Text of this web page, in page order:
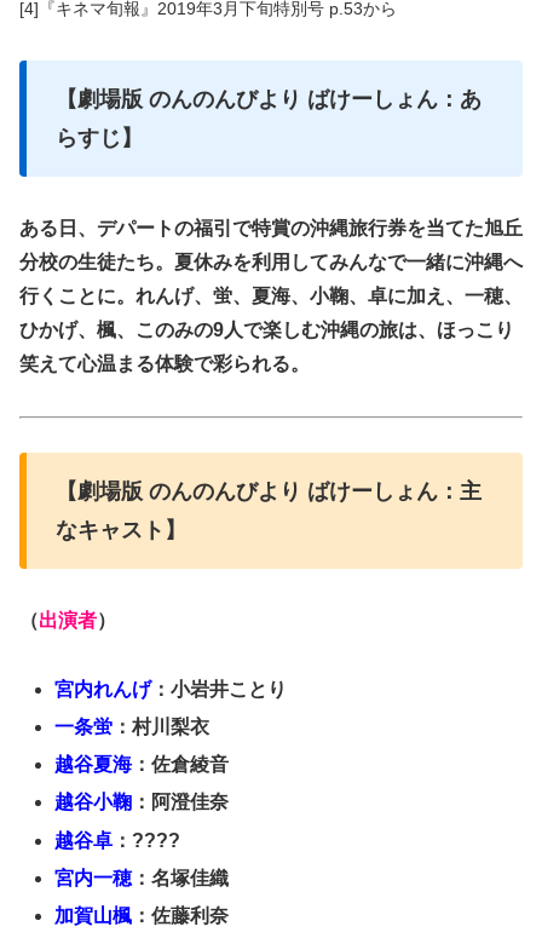
[4]『キネマ旬報』2019年3月下旬特別号 p.53から
【劇場版 のんのんびより ばけーしょん：あ
らすじ】
ある日、デパートの福引で特賞の沖縄旅行券を当てた旭丘
分校の生徒たち。夏休みを利用してみんなで一緒に沖縄へ
行くことに。れんげ、蛍、夏海、小鞠、卓に加え、一穂、
ひかげ、楓、このみの9人で楽しむ沖縄の旅は、ほっこり
笑えて心温まる体験で彩られる。
【劇場版 のんのんびより ばけーしょん：主
なキャスト】
（出演者）
宮内れんげ：小岩井ことり
一条蛍 ：村川梨衣
越谷夏海：佐倉綾音
越谷小鞠 ：阿澄佳奈
越谷卓 ：????
宮内一穂：名塚佳織
加賀山楓 ：佐藤利奈